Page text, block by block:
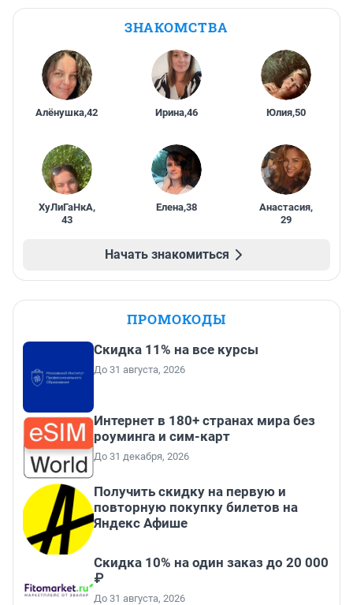
ЗНАКОМСТВА
Алёнушка,42 Ирина,46 Юлия,50
ХуЛиГаНкА,
43
Елена,38 Анастасия,
29
Начать знакомиться
ПРОМОКОДЫ
Скидка 11% на все курсы
До 31 августа, 2026
Интернет в 180+ странах мира без
роуминга и сим-карт
До 31 декабря, 2026
Получить скидку на первую и
повторную покупку билетов на
Яндекс Афише
Скидка 10% на один заказ до 20 000
₽
До 31 августа, 2026